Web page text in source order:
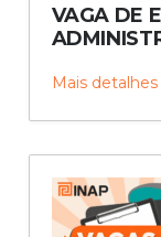
VAGA DE
Mais detalhes